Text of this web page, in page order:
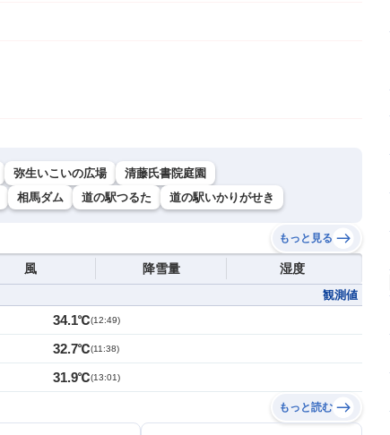
弥生いこいの広場
清藤氏書院庭園
相馬ダム 道の駅つるた 道の駅いかりがせき
もっと見る
風 降雪量 湿度
観測値
34.1℃(12:49)
32.7℃(11:38)
31.9℃(13:01)
もっと読む